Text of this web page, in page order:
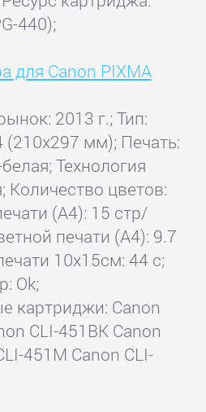
440);
для Canon PIXMA
2013 г.; Тип:
мм); Печать:
Технология
Количество цветов:
(А4): 15 стр/
печати (А4): 9.7
10x15см: 44 с;
Ok;
картриджи: Canon
CLI-451BK Canon
451M Canon CLI-